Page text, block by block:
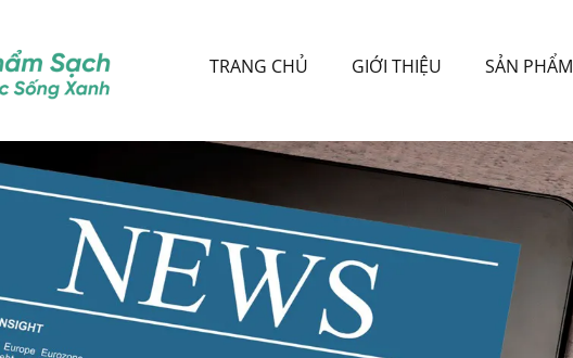
TRANG CHỦ GIỚI THIỆU SẢN PHẨM